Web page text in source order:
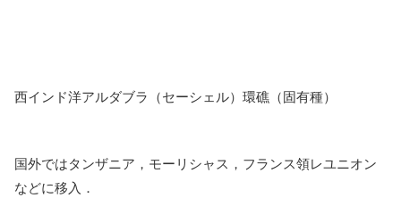
西インド洋アルダブラ（セーシェル）環礁（固有種）
国外ではタンザニア，モーリシャス，フランス領レユニオン
などに移入．